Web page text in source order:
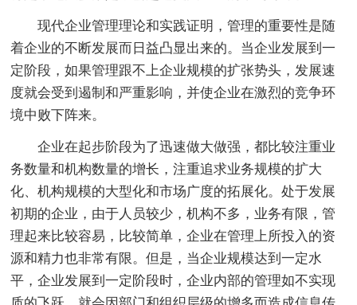
现代企业管理理论和实践证明，管理的重要性是随
着企业的不断发展而日益凸显出来的。当企业发展到一
定阶段，如果管理跟不上企业规模的扩张势头，发展速
度就会受到遏制和严重影响，并使企业在激烈的竞争环
境中败下阵来。
企业在起步阶段为了迅速做大做强，都比较注重业
务数量和机构数量的增长，注重追求业务规模的扩大
化、机构规模的大型化和市场广度的拓展化。处于发展
初期的企业，由于人员较少，机构不多，业务有限，管
理起来比较容易，比较简单，企业在管理上所投入的资
源和精力也非常有限。但是，当企业规模达到一定水
平，企业发展到一定阶段时，企业内部的管理如不实现